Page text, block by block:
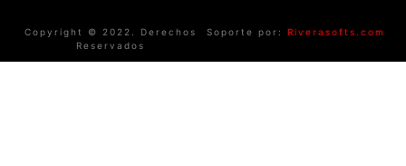
Copyright © 2022. Derechos
Reservados
Soporte por: Riverasofts.com